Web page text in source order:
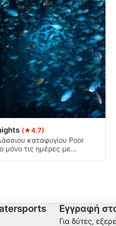
(★4.7)
καταφυγίου Poor
μόνο τις ημέρες με
Εγγραφή
Για δύτες,